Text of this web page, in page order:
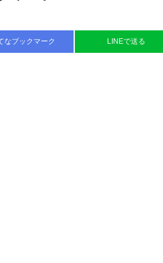
なブックマーク LINEで送る